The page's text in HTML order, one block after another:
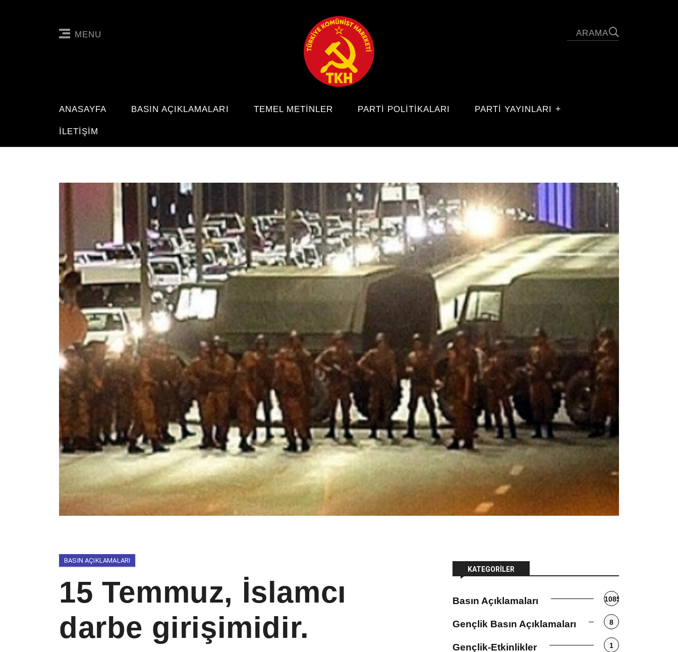
MENU
ANASAYFA BASIN AÇIKLAMALARI TEMEL METINLER PARTI POLITIKALARI PARTİ YAYINLARI
İLETIŞIM
BASIN AÇIKLAMALARI
15 Temmuz, İslamcı
darbe girişimidir.
KATEGORILER
Basın Açıklamaları 1085
Gençlik Basın Açıklamaları 8
Gençlik-Etkinlikler 1